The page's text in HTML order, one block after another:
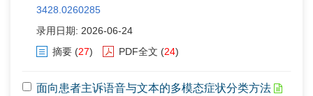
3428.0260285
录用日期: 2026-06-24
摘要 (27) PDF全文 (24)
面向患者主诉语音与文本的多模态症状分类方法